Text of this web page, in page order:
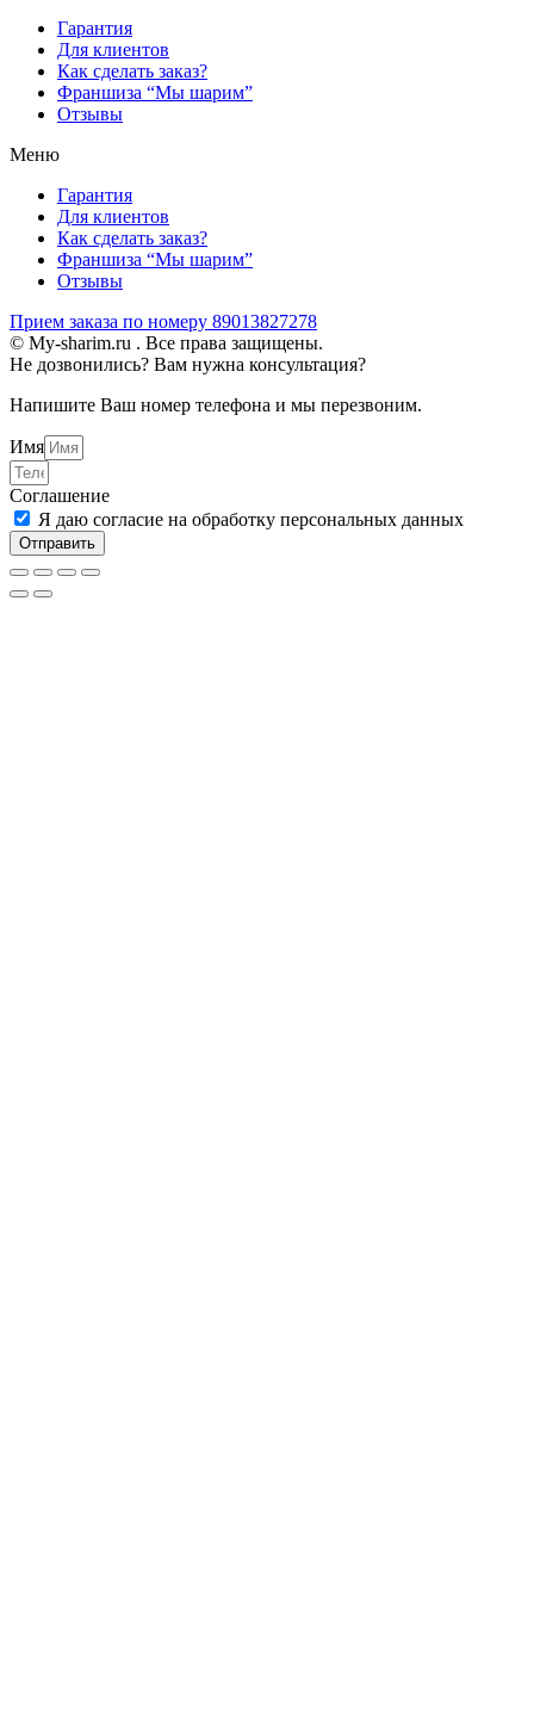
Гарантия
Для клиентов
Как сделать заказ?
Франшиза “Мы шарим”
Отзывы
Меню
Гарантия
Для клиентов
Как сделать заказ?
Франшиза “Мы шарим”
Отзывы
Прием заказа по номеру 89013827278
© My-sharim.ru . Все права защищены.
Не дозвонились? Вам нужна консультация?
Напишите Ваш номер телефона и мы перезвоним.
Имя
Соглашение
Я даю согласие на обработку персональных данных
Отправить